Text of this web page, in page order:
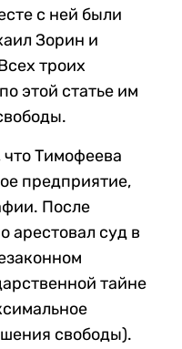
с ней были
Зорин и
троих
этой статье им
Тимофеева
предприятие,
После
арестовал суд в
тайне
свободы).